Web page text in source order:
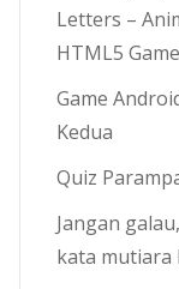
Letters –
HTML5 Game
Game
Kedua
Quiz
Jangan
kata